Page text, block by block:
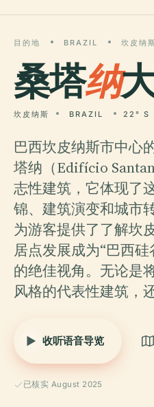
目的地 BRAZIL 坎皮纳
桑塔纳
坎皮纳斯 BRAZIL 22° S
巴西坎皮纳斯市中心
塔纳（Edifício
志性建筑，它体现了
锦、建筑演变和城市
为游客提供了了解坎
居点发展成为“巴西
的绝佳视角。无论是
风格的代表性建筑，
收听语音导览
已核实 August 2025